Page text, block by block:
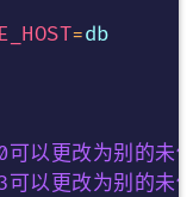
=db
可以更改为别的
以更改为别的